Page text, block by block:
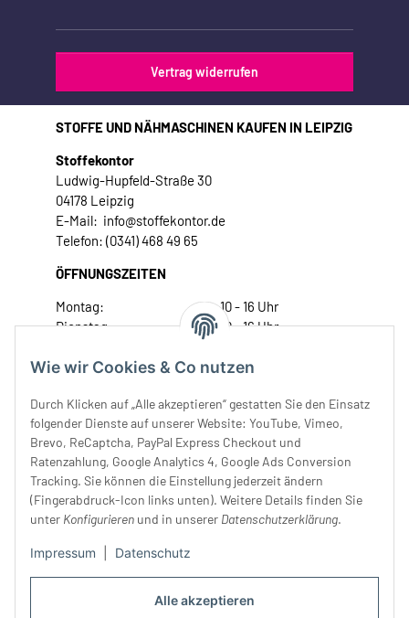
Alle akzeptieren
Wie wir Cookies & Co nutzen
Durch Klicken auf „Alle akzeptieren“ gestatten Sie den Einsatz
folgender Dienste auf unserer Website: YouTube, Vimeo,
Brevo, ReCaptcha, PayPal Express Checkout und
Ratenzahlung, Google Analytics 4, Google Ads Conversion
Tracking. Sie können die Einstellung jederzeit ändern
(Fingerabdruck-Icon links unten). Weitere Details finden Sie
unter Konfigurieren und in unserer Datenschutzerklärung.
Impressum Datenschutz
Vertrag widerrufen
STOFFE UND NÄHMASCHINEN KAUFEN IN LEIPZIG
Stoffekontor
Ludwig-Hupfeld-Straße 30
04178 Leipzig
E-Mail: info@stoffekontor.de
Telefon: (0341) 468 49 65
ÖFFNUNGSZEITEN
Montag:
10 - 16 Uhr
Dienstag:
10 - 16 Uhr
Donnerstag:
10 - 18 Uhr
Samstag:
10 - 14 Uhr
Unser Service
Rechtliches